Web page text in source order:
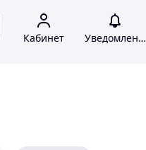
Кабинет Уведомления